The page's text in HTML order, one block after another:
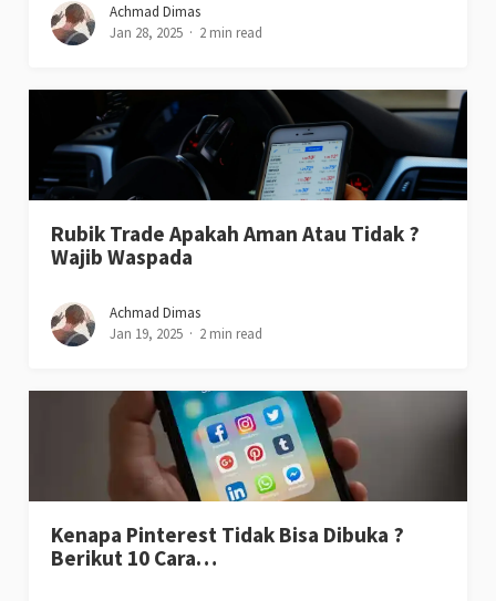
Achmad Dimas
Jan 28, 2025
2 min read
Rubik Trade Apakah Aman Atau Tidak ?
Wajib Waspada
Achmad Dimas
Jan 19, 2025
2 min read
Kenapa Pinterest Tidak Bisa Dibuka ?
Berikut 10 Cara…